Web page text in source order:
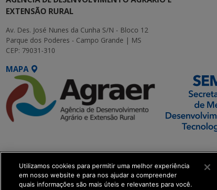
EXTENSÃO RURAL
Av. Des. José Nunes da Cunha S/N - Bloco 12
Parque dos Poderes - Campo Grande | MS
CEP: 79031-310
MAPA
Executiva de
Transformação Digital
Utilizamos cookies para permitir uma melhor experiência
em nosso website e para nos ajudar a compreender
quais informações são mais úteis e relevantes para você.